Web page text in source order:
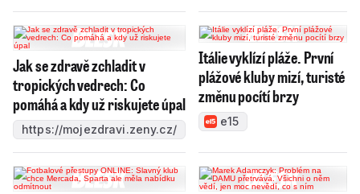
Jak se zdravě zchladit v
tropických vedrech: Co
pomáhá a kdy už riskujete úpal
https://mojezdravi.zeny.cz/
Itálie vyklízí pláže. První
plážové kluby mizí, turisté
změnu pocítí brzy
e15